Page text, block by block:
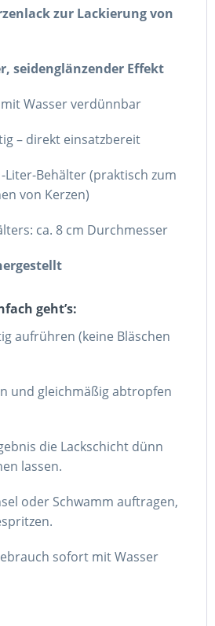
zur Lackierung von
seidenglänzender Effekt
Wasser verdünnbar
– direkt einsatzbereit
Liter-Behälter (praktisch zum
von Kerzen)
ca. 8 cm Durchmesser
geht’s:
aufrühren (keine Bläschen
und gleichmäßig abtropfen
die Lackschicht dünn
lassen.
oder Schwamm auftragen,
sofort mit Wasser